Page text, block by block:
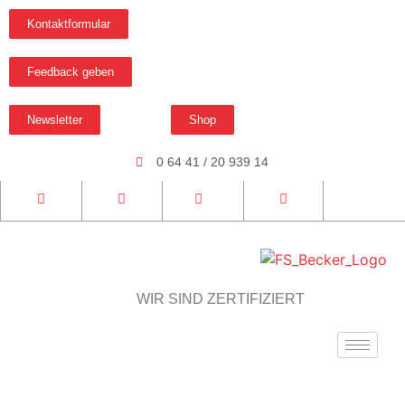
Kontaktformular
Feedback geben
Newsletter Shop
0 64 41 / 20 939 14
WIR SIND ZERTIFIZIERT